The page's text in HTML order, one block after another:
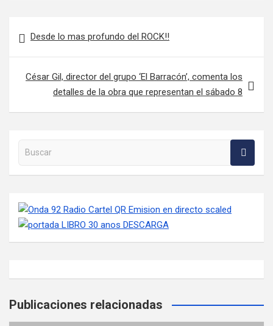
Desde lo mas profundo del ROCK!!
César Gil, director del grupo ‘El Barracón’, comenta los
detalles de la obra que representan el sábado 8
Buscar en la web
Publicaciones relacionadas